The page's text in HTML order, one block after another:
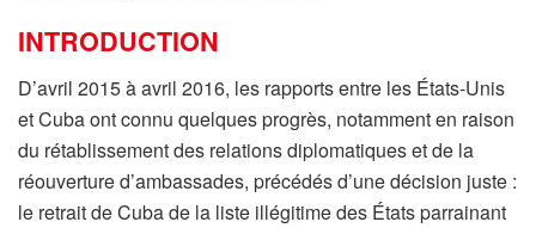
INTRODUCTION
D’avril 2015 à avril 2016, les rapports entre les États-Unis
et Cuba ont connu quelques progrès, notamment en raison
du rétablissement des relations diplomatiques et de la
réouverture d’ambassades, précédés d’une décision juste :
le retrait de Cuba de la liste illégitime des États parrainant